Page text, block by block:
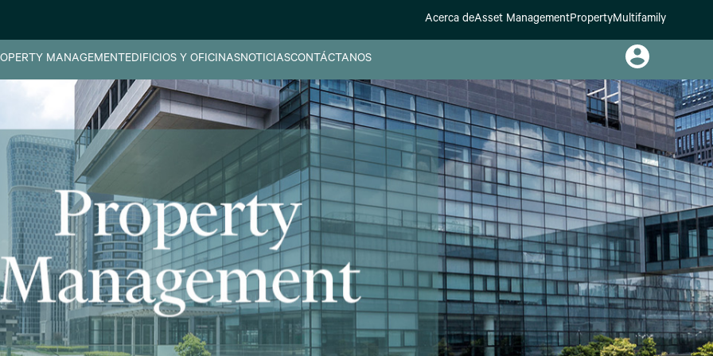
Acerca deAsset ManagementPropertyMultifamily
MANAGEMENT EDIFICIOS Y OFICINASNOTICIASCONTÁCTANOS